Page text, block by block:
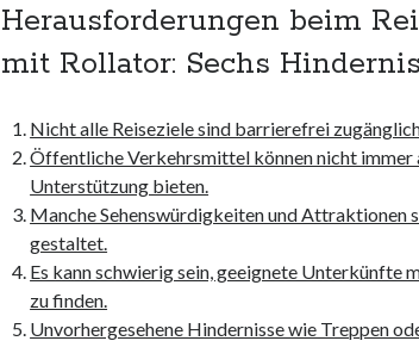
Herausforderungen beim
mit Rollator: Sechs
Nicht alle Reiseziele sind barrierefrei
Öffentliche Verkehrsmittel können nicht immer
Unterstützung bieten.
Manche Sehenswürdigkeiten und Attraktionen
gestaltet.
Es kann schwierig sein, geeignete Unterkünfte
zu finden.
Unvorhergesehene Hindernisse wie Treppen